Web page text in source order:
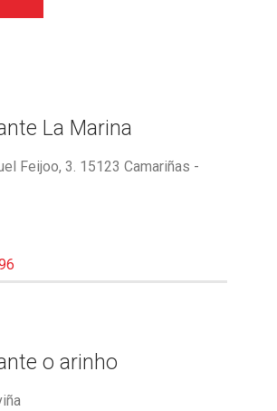
La Marina
Feijoo, 3. 15123 Camariñas -
o arinho